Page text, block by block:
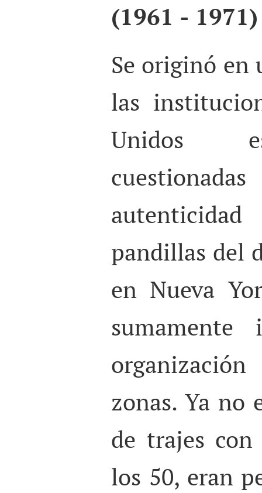
(1961 - 1971)
Se originó en
las
Unidos
pandillas del
en Nueva
zonas. Ya no
de trajes
los 50, eran